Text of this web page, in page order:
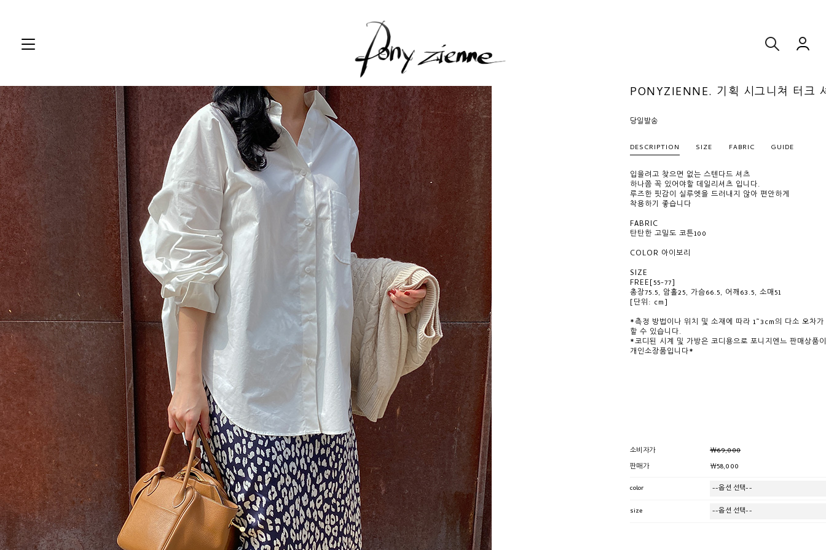
PONYZIENNE. 기획 시그니쳐 터크
당일발송
DESCRIPTION SIZE FABRIC GUIDE
입을려고 찾으면 없는 스텐다드 셔츠
하나쯤 꼭 있어야할 데일리셔츠 입니다.
루즈한 핏감이 실루엣을 드러내지 않아 편안하게
착용하기 좋습니다
FABRIC
탄탄한 고밀도 코튼100
COLOR 아이보리
SIZE
FREE[55-77]
총장75.5, 암홀25, 가슴66.5, 어깨63.5, 소매51
[단위: cm]
*측정 방법이나 위치 및 소재에 따라 1~3cm의 다소 오차
할 수 있습니다.
*코디된 시계 및 가방은 코디용으로 포니지엔느 판매상품
개인소장품입니다*
소비자가 ￦69,000
판매가 ￦58,000
color
size